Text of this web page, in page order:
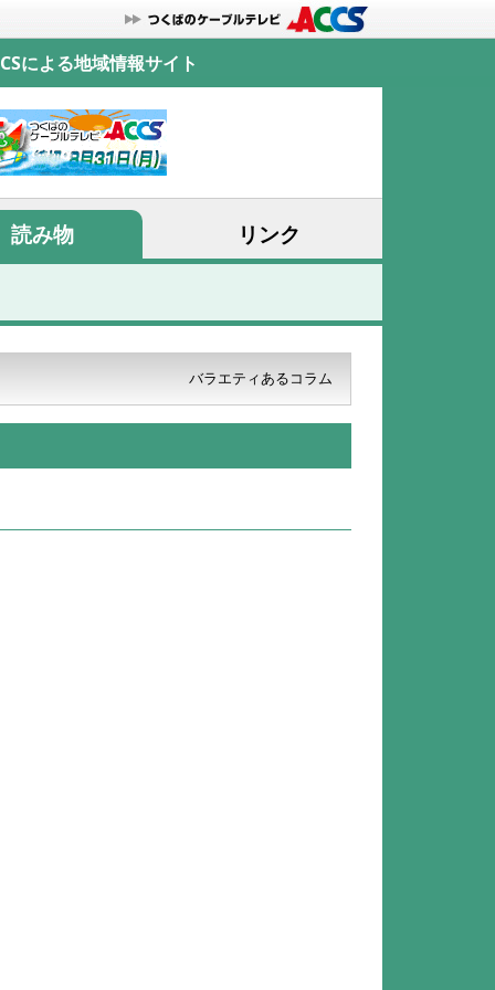
による地域情報サイト
読み物 リンク
バラエティあるコラム